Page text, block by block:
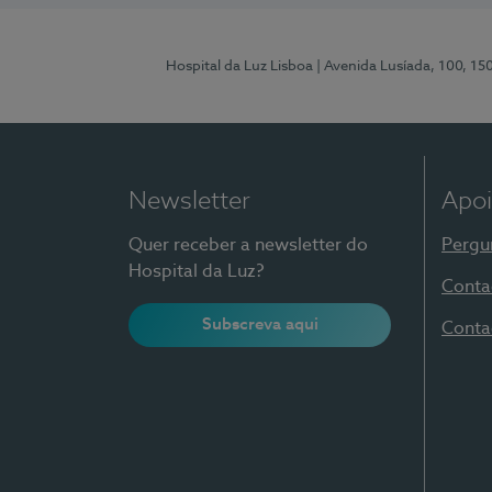
Hospital da Luz Lisboa | Avenida Lusíada, 100,
Newsletter
Quer receber a newsletter do
Hospital da Luz?
Subscreva aqui